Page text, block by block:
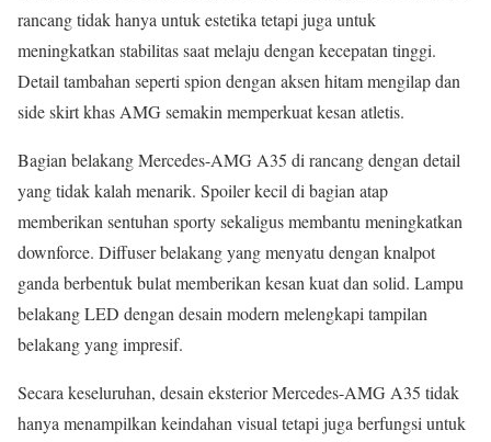
rancang tidak hanya untuk estetika tetapi juga untuk
meningkatkan stabilitas saat melaju dengan kecepatan tinggi.
Detail tambahan seperti spion dengan aksen hitam mengilap dan
side skirt khas AMG semakin memperkuat kesan atletis.
Bagian belakang Mercedes-AMG A35 di rancang dengan detail
yang tidak kalah menarik. Spoiler kecil di bagian atap
memberikan sentuhan sporty sekaligus membantu meningkatkan
downforce. Diffuser belakang yang menyatu dengan knalpot
ganda berbentuk bulat memberikan kesan kuat dan solid. Lampu
belakang LED dengan desain modern melengkapi tampilan
belakang yang impresif.
Secara keseluruhan, desain eksterior Mercedes-AMG A35 tidak
hanya menampilkan keindahan visual tetapi juga berfungsi untuk